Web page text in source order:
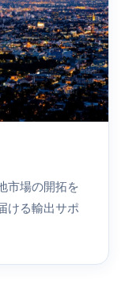
市場の開拓を
ける輸出サポ